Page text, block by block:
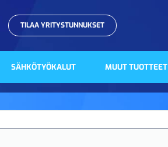
TILAA YRITYSTUNNUKSET
SÄHKÖTYÖKALUT MUUT TUOTTEET